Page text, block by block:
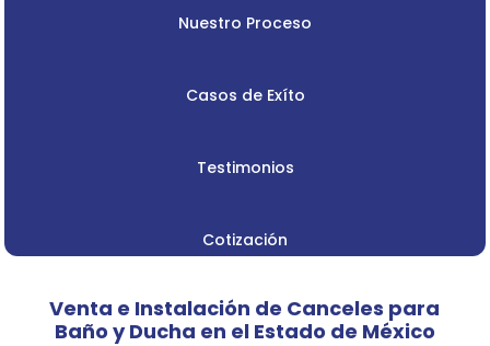
Nuestro Proceso
Casos de Exíto
Testimonios
Cotización
Venta e Instalación de Canceles para
Baño y Ducha en el Estado de México